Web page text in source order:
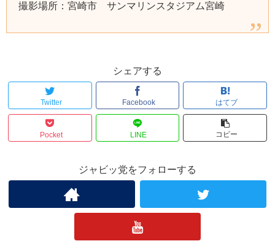
撮影場所：宮崎市 サンマリンスタジアム宮崎
シェアする
Twitter Facebook はてブ
Pocket LINE コピー
ジャビッ党をフォローする